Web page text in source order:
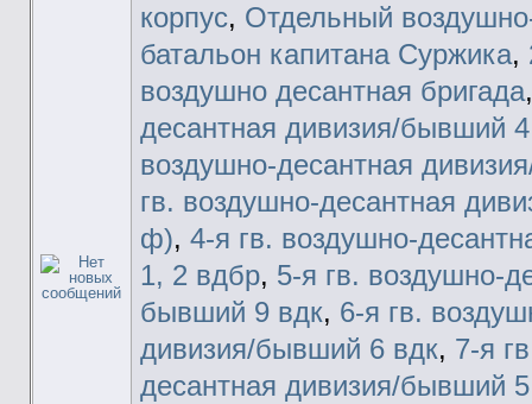
корпус, Отдельный
батальон капитана Суржика,
воздушно десантная бригада
десантная дивизия/бывший
воздушно-десантная
гв. воздушно-десантная
ф), 4-я гв. воздушно-
1, 2 вдбр, 5-я гв. воздушно-
бывший 9 вдк, 6-я гв.
дивизия/бывший 6 вдк, 7-я
десантная дивизия/бывший